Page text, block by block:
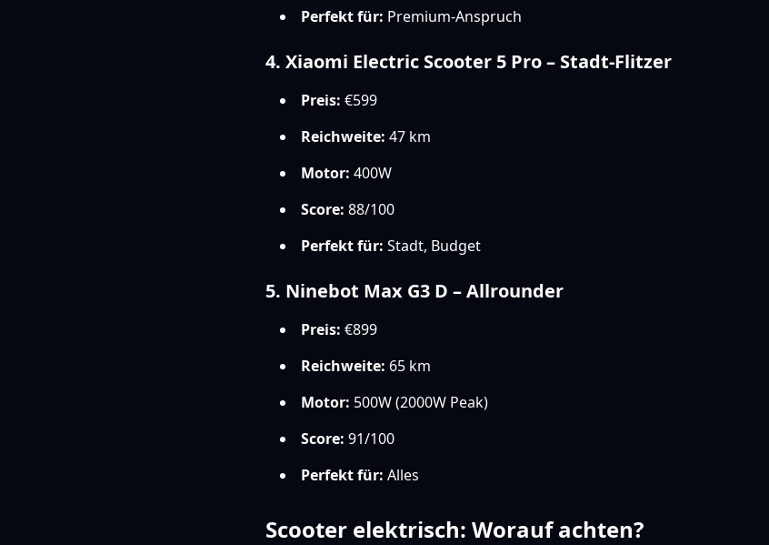
Perfekt für: Premium-Anspruch
4. Xiaomi Electric Scooter 5 Pro – Stadt-Flitzer
Preis: €599
Reichweite: 47 km
Motor: 400W
Score: 88/100
Perfekt für: Stadt, Budget
5. Ninebot Max G3 D – Allrounder
Preis: €899
Reichweite: 65 km
Motor: 500W (2000W Peak)
Score: 91/100
Perfekt für: Alles
Scooter elektrisch: Worauf achten?